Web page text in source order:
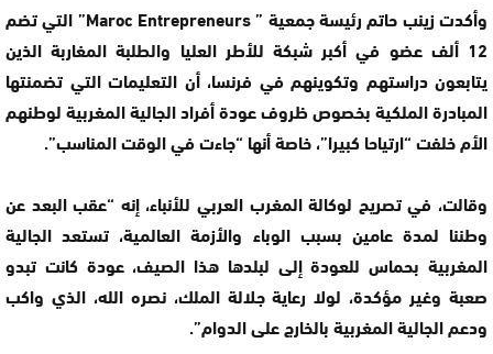
وأكدت زينب حاتم رئيسة جمعية ” Maroc Entrepreneurs” التي تضم
12 ألف عضو في أكبر شبكة للأطر العليا والطلبة المغاربة الذين
يتابعون دراستهم وتكوينهم في فرنسا، أن التعليمات التي تضمنتها
المبادرة الملكية بخصوص ظروف عودة أفراد الجالية المغربية لوطنهم
الأم خلفت “ارتياحا كبيرا”، خاصة أنها “جاءت في الوقت المناسب”.
وقالت، في تصريح لوكالة المغرب العربي للأنباء، إنه “عقب البعد عن
وطننا لمدة عامين بسبب الوباء والأزمة العالمية، تستعد الجالية
المغربية بحماس للعودة إلى لبلدها هذا الصيف، عودة كانت تبدو
صعبة وغير مؤكدة، لولا رعاية جلالة الملك، نصره الله، الذي واكب
ودعم الجالية المغربية بالخارج على الدوام”.